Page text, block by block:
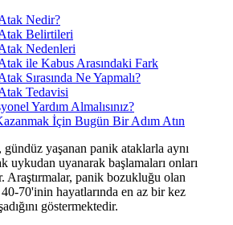
Nedir?
Belirtileri
Nedenleri
ile Kabus Arasındaki Fark
Sırasında Ne Yapmalı?
Tedavisi
Yardım Almalısınız?
İçin Bugün Bir Adım Atın
yaşanan panik ataklarla aynı
uykudan uyanarak başlamaları onları
Araştırmalar, panik bozukluğu olan
70'inin hayatlarında en az bir kez
göstermektedir.